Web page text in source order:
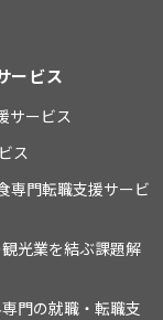
ービス
サービス
ス
専門転職支援サービ
光業を結ぶ課題解
門の就職・転職支